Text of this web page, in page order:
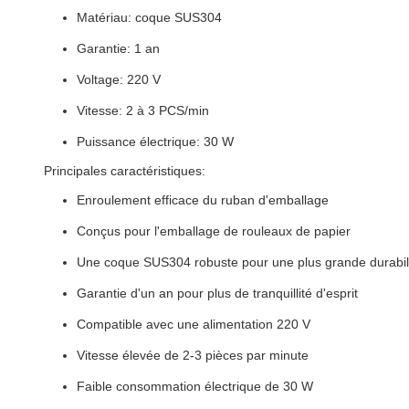
Matériau: coque SUS304
Garantie: 1 an
Voltage: 220 V
Vitesse: 2 à 3 PCS/min
Puissance électrique: 30 W
Principales caractéristiques:
Enroulement efficace du ruban d'emballage
Conçus pour l'emballage de rouleaux de papier
Une coque SUS304 robuste pour une plus grande
Garantie d'un an pour plus de tranquillité d'esprit
Compatible avec une alimentation 220 V
Vitesse élevée de 2-3 pièces par minute
Faible consommation électrique de 30 W